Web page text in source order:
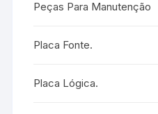
Peças Para Manutenção
Placa Fonte.
Placa Lógica.